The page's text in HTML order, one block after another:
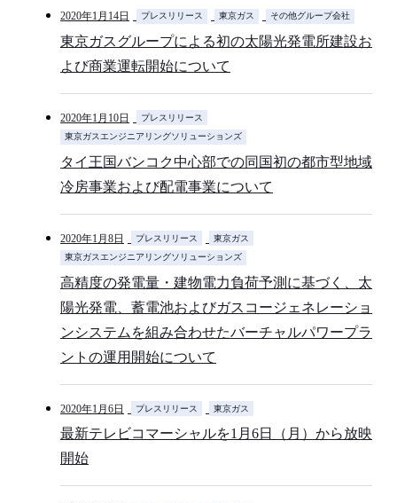
2020年1月14日 プレスリリース 東京ガス その他グループ会社
東京ガスグループによる初の太陽光発電所建設お
よび商業運転開始について
2020年1月10日
プレスリリース
東京ガスエンジニアリングソリューションズ
タイ王国バンコク中心部での同国初の都市型地域
冷房事業および配電事業について
2020年1月8日 プレスリリース
東京ガス
東京ガスエンジニアリングソリューションズ
高精度の発電量・建物電力負荷予測に基づく、太
陽光発電、蓄電池およびガスコージェネレーショ
ンシステムを組み合わせたバーチャルパワープラ
ントの運用開始について
2020年1月6日 プレスリリース 東京ガス
最新テレビコマーシャルを1月6日（月）から放映
開始